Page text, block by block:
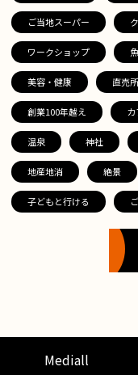
ご当地スーパー
ワークショップ 魚
美容・健康 直売所
創業100年越え カ
温泉 神社
地産地消 絶景
子どもと行ける
Mediall